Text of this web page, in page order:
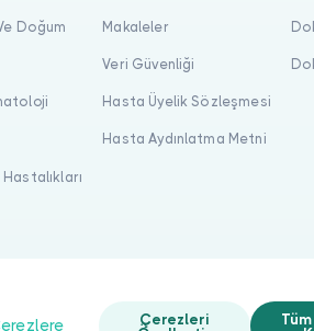
Çerezleri
Doğum Makaleler
Veri Güvenliği
Hasta Üyelik Sözleşmesi
Hasta Aydınlatma Metni